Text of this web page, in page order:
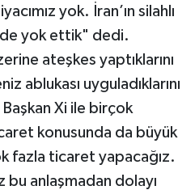
yok. İran’ın silahlı
yok ettik" dedi.
ateşkes yaptıklarını
ablukası uyguladıklarını
Xi ile birçok
konusunda da büyük
fazla ticaret yapacağız.
bu anlaşmadan dolayı